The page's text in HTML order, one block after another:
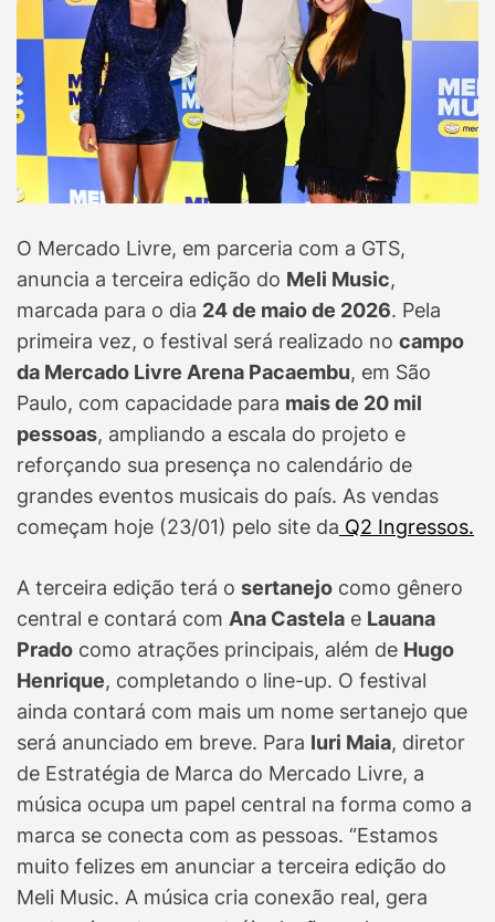
O Mercado Livre, em parceria com a GTS,
anuncia a terceira edição do Meli Music,
marcada para o dia 24 de maio de 2026. Pela
primeira vez, o festival será realizado no campo
da Mercado Livre Arena Pacaembu, em São
Paulo, com capacidade para mais de 20 mil
pessoas, ampliando a escala do projeto e
reforçando sua presença no calendário de
grandes eventos musicais do país. As vendas
começam hoje (23/01) pelo site da Q2 Ingressos.
A terceira edição terá o sertanejo como gênero
central e contará com Ana Castela e Lauana
Prado como atrações principais, além de Hugo
Henrique, completando o line-up. O festival
ainda contará com mais um nome sertanejo que
será anunciado em breve. Para Iuri Maia, diretor
de Estratégia de Marca do Mercado Livre, a
música ocupa um papel central na forma como a
marca se conecta com as pessoas. “Estamos
muito felizes em anunciar a terceira edição do
Meli Music. A música cria conexão real, gera